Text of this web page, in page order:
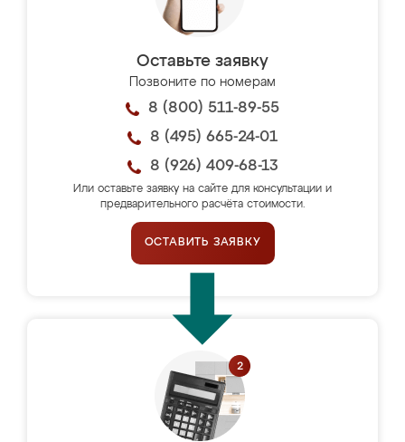
Оставьте заявку
Позвоните по номерам
8 (800) 511-89-55
8 (495) 665-24-01
8 (926) 409-68-13
Или оставьте заявку на сайте для консультации и
предварительного расчёта стоимости.
ОСТАВИТЬ ЗАЯВКУ